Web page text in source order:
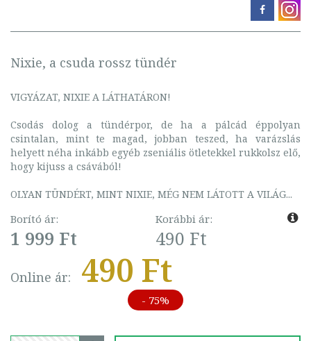
Nixie, a csuda rossz tündér
VIGYÁZAT, NIXIE A LÁTHATÁRON!
Csodás dolog a tündérpor, de ha a pálcád éppolyan
csintalan, mint te magad, jobban teszed, ha varázslás
helyett néha inkább egyéb zseniális ötletekkel rukkolsz elő,
hogy kijuss a csávából!
OLYAN TÜNDÉRT, MINT NIXIE, MÉG NEM LÁTOTT A VILÁG...
Borító ár:
1 999 Ft
Korábbi ár:
490 Ft
Online ár: 490 Ft
- 75%